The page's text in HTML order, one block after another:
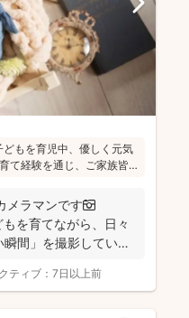
もを育児中、優しく元気
て経験を通じ、ご家族皆
んに無理がないよう、お
きます(^^)
メラマンです📷
を育てながら、日々
間」を撮影してい
ティブ： 7日以上前